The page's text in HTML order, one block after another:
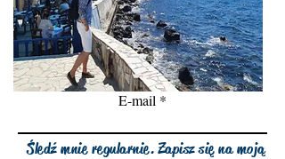
E-mail
Śledź mnie regularnie. Zapisz się na moją